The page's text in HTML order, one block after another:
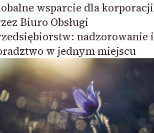
wsparcie dla korporacji
Biuro Obsługi
nadzorowanie i
w jednym miejscu